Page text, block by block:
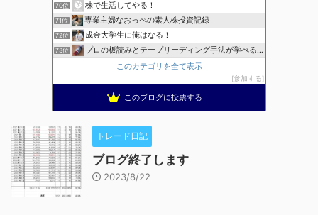
70位 株で生活してやる！
71位 専業主婦なおっぺの素人株投資記録
72位 成金大学生に俺はなる！
73位
プロの板読みとテープリーディング手法が学べる！
このカテゴリを全て表示
参加する
このブログに投票する
トレード日記
ブログ終了します
2023/8/22